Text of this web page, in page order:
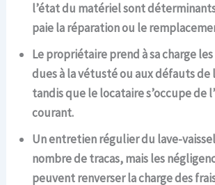
l’état du matériel sont
paie la réparation ou le
Le propriétaire prend à sa charge
dues à la vétusté ou aux défauts de
tandis que le locataire s’occupe de
courant.
Un entretien régulier du lave-
nombre de tracas, mais les
peuvent renverser la charge des